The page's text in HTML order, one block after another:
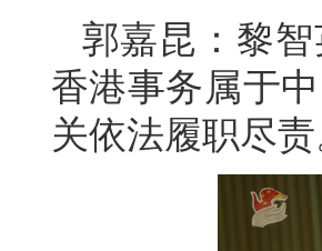
郭嘉昆：黎
香港事务属于
关依法履职尽责